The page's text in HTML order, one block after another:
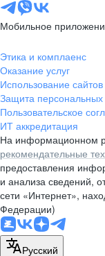
Мобильное
Этика и комплаенс
Оказание услуг
Использование сайтов
Защита
Пользовательское
ИТ аккредитация
На информационном
рекомендательные
предоставления
и анализа сведений,
сети «Интернет»,
Федерации)
Русский